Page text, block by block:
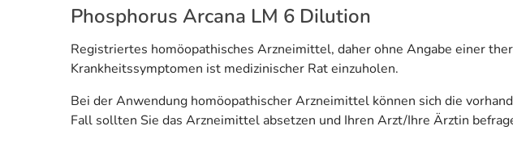
Phosphorus Arcana LM 6 Dilution
Registriertes homöopathisches Arzneimittel, daher ohne Angabe einer
Krankheitssymptomen ist medizinischer Rat einzuholen.
Bei der Anwendung homöopathischer Arzneimittel können sich die
Fall sollten Sie das Arzneimittel absetzen und Ihren Arzt/Ihre Ärztin